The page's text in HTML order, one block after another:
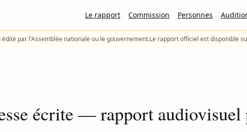
Le rapport Commission Personnes
édité par l'Assemblée nationale ou le gouvernement.Le rapport officiel est disponible
écrite — rapport audiovisuel